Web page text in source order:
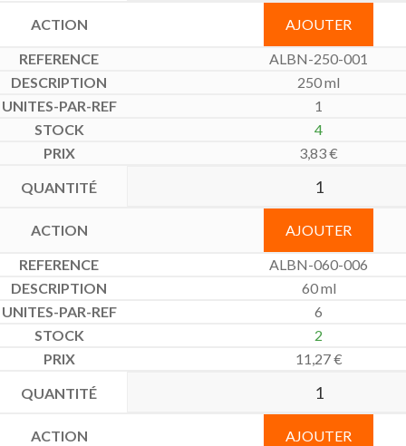
AJOUTER
ALBN-250-001
250 ml
1
4
3,83€
AJOUTER
ALBN-060-006
60 ml
6
2
11,27€
AJOUTER